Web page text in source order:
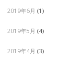
2019年6月 (1)
2019年5月 (4)
2019年4月 (3)